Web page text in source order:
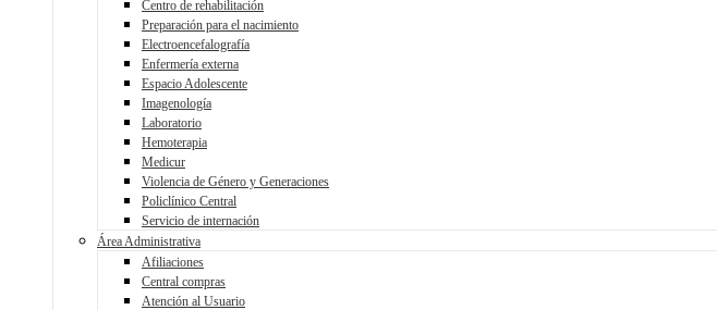
Centro de rehabilitación
Preparación para el nacimiento
Electroencefalografía
Enfermería externa
Espacio Adolescente
Imagenología
Laboratorio
Hemoterapia
Medicur
Violencia de Género y Generaciones
Policlínico Central
Servicio de internación
Área Administrativa
Afiliaciones
Central compras
Atención al Usuario